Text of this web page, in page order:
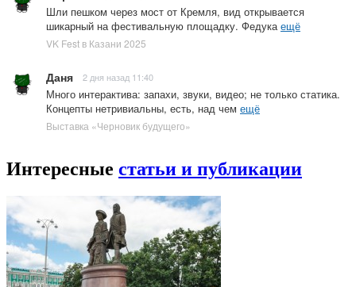
Шли пешком через мост от Кремля, вид открывается
шикарный на фестивальную площадку. Федукаещё
VK Fest в Казани 2025
Даня 2 дня назад 11:40
Много интерактива: запахи, звуки, видео; не только статика.
Концепты нетривиальны, есть, над чем ещё
Выставка «Черновик будущего»
Интересные статьи и публикации